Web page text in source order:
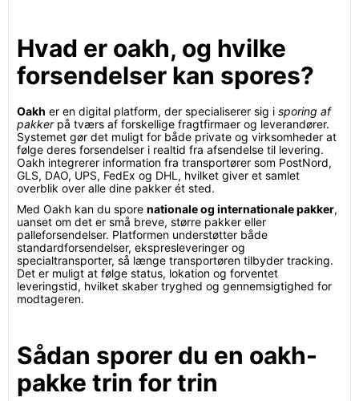
Hvad er oakh, og hvilke
forsendelser kan spores?
Oakh er en digital platform, der specialiserer sig i sporing af
pakkerpå tværs af forskellige fragtfirmaer og leverandører.
Systemet gør det muligt for både private og virksomheder at
følge deres forsendelser i realtid fra afsendelse til levering.
Oakh integrerer information fra transportører som PostNord,
GLS, DAO, UPS, FedEx og DHL, hvilket giver et samlet
overblik over alle dine pakker ét sted.
Med Oakh kan du spore nationale og internationale pakker,
uanset om det er små breve, større pakker eller
palleforsendelser. Platformen understøtter både
standardforsendelser, ekspresleveringer og
specialtransporter, så længe transportøren tilbyder tracking.
Det er muligt at følge status, lokation og forventet
leveringstid, hvilket skaber tryghed og gennemsigtighed for
modtageren.
Sådan sporer du en oakh-
pakke trin for trin